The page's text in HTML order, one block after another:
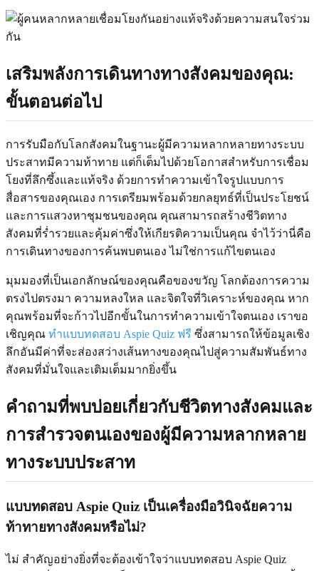
เสริมพลังการเดินทางทางสังคมของคุณ:
ขั้นตอนต่อไป
การรับมือกับโลกสังคมในฐานะผู้มีความหลากหลายทางระบบ
ประสาทมีความท้าทาย แต่ก็เต็มไปด้วยโอกาสสำหรับการเชื่อม
โยงที่ลึกซึ้งและแท้จริง ด้วยการทำความเข้าใจรูปแบบการ
สื่อสารของคุณเอง การเตรียมพร้อมด้วยกลยุทธ์ที่เป็นประโยชน์
และการแสวงหาชุมชนของคุณ คุณสามารถสร้างชีวิตทาง
สังคมที่ร่ำรวยและคุ้มค่าซึ่งให้เกียรติความเป็นคุณ จำไว้ว่านี่คือ
การเดินทางของการค้นพบตนเอง ไม่ใช่การแก้ไขตนเอง
มุมมองที่เป็นเอกลักษณ์ของคุณคือของขวัญ โลกต้องการความ
ตรงไปตรงมา ความหลงใหล และจิตใจที่วิเคราะห์ของคุณ หาก
คุณพร้อมที่จะก้าวไปอีกขั้นในการทำความเข้าใจตนเอง เราขอ
เชิญคุณ ทำแบบทดสอบ Aspie Quiz ฟรี ซึ่งสามารถให้ข้อมูลเชิง
ลึกอันมีค่าที่จะส่องสว่างเส้นทางของคุณไปสู่ความสัมพันธ์ทาง
สังคมที่มั่นใจและเติมเต็มมากยิ่งขึ้น
คำถามที่พบบ่อยเกี่ยวกับชีวิตทางสังคมและ
การสำรวจตนเองของผู้มีความหลากหลาย
ทางระบบประสาท
แบบทดสอบ Aspie Quiz เป็นเครื่องมือวินิจฉัยความ
ท้าทายทางสังคมหรือไม่?
ไม่ สำคัญอย่างยิ่งที่จะต้องเข้าใจว่าแบบทดสอบ Aspie Quiz